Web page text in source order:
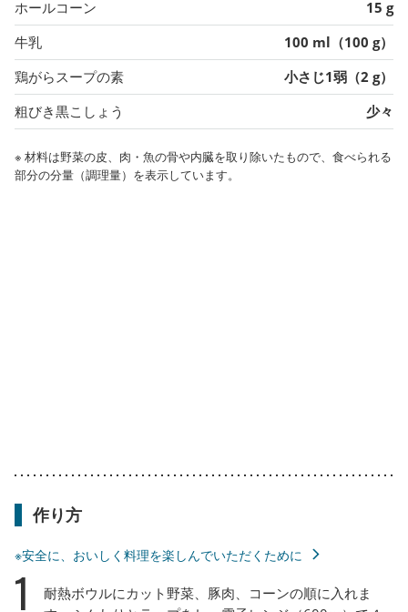
ホールコーン
15 g
牛乳
100 ml（100 g）
鶏がらスープの素
小さじ1弱（2 g）
粗びき黒こしょう
少々
※ 材料は野菜の皮、肉・魚の骨や内臓を取り除いたもので、食べられる
部分の分量（調理量）を表示しています。
作り方
※安全に、おいしく料理を楽しんでいただくために
1
耐熱ボウルにカット野菜、豚肉、コーンの順に入れま